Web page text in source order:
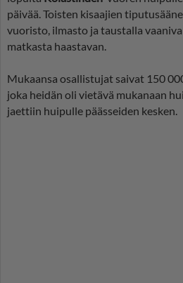
päivää. Toisten kisaajien
vuoristo, ilmasto ja taustalla
matkasta haastavan.
Mukaansa osallistujat saivat 150
joka heidän oli vietävä mukanaan
jaettiin huipulle päässeiden kesken.